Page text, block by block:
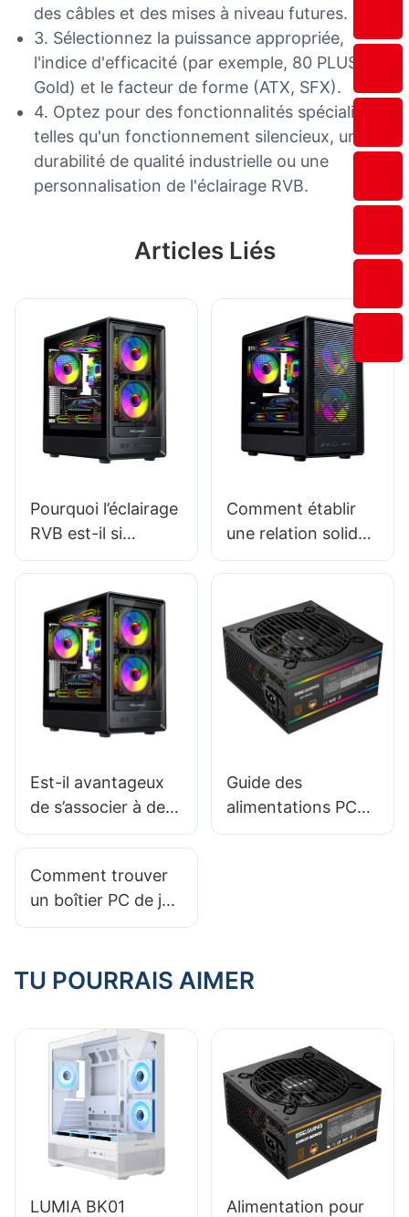
des câbles et des mises à niveau futures.
3. Sélectionnez la puissance appropriée,
l'indice d'efficacité (par exemple, 80 PLUS
Gold) et le facteur de forme (ATX, SFX).
4. Optez pour des fonctionnalités spécialisées
telles qu'un fonctionnement silencieux, une
durabilité de qualité industrielle ou une
personnalisation de l'éclairage RVB.
Articles Liés
Pourquoi l’éclairage
RVB est-il si
populaire dans les
Comment établir
une relation solide
avec les fabricants
Est-il avantageux
de s’associer à des
fabricants locaux
Guide des
alimentations PC
2025 : Choisir le
Comment trouver
un boîtier PC de jeu
adapté aux grands
processeur ?
TU POURRAIS AIMER
LUMIA BK01
Alimentation pour